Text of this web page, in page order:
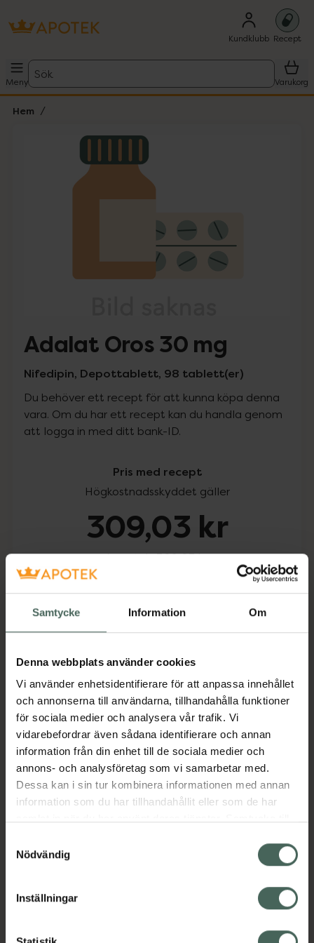
Samtycke Information Om
Denna webbplats använder cookies
Vi använder enhetsidentifierare för att anpassa innehållet
och annonserna till användarna, tillhandahålla funktioner
för sociala medier och analysera vår trafik. Vi
vidarebefordrar även sådana identifierare och annan
information från din enhet till de sociala medier och
annons- och analysföretag som vi samarbetar med.
Dessa kan i sin tur kombinera informationen med annan
information som du har tillhandahållit eller som de har
återkalla ditt samtycke via webbplatsens
cookieinställningar. Ett återkallat samtycke påverkar inte
lagligheten av behandling som skett innan återkallelsen.
Nödvändig
Inställningar
Kundklubb Recept
Meny
Sök
Varukorg
Hem
Lista: . Innehåller 1 objekt.
Adalat Oros 30 mg
Nifedipin, Depottablett, 98 tablett(er)
Du behöver ett recept för att kunna köpa denna
vara. Om du har ett recept kan du handla genom
att logga in med ditt bank-ID.
Pris med recept
Högkostnadsskyddet gäller
309,03 kr
I apotek:309,03 kr
Köp via ditt recept
Beskrivning Dölj
Läs alltid bipacksedeln innan
användning.
EAN:
04057598012867